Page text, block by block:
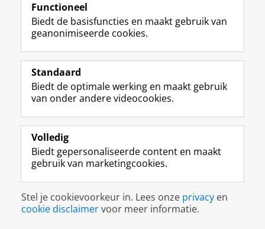
Volg de RUG
a
c
e
b
o
k
n
a
R
i
j
k
i
k
e
I
n
g
i
n
a
R
i
j
S
-
f
e
d
k
s
n
i
v
e
I
n
t
a
r
c
u
n
t
R
Y
o
T
u
e
a
R
i
j
k
Studiekiezers
Maatschappij/bedrijven
Alumni
Over ons
Disclaimer & Copyright Privacy
Cookies
Inloggen
Functioneel
Biedt de basisfuncties en maakt gebruik van
geanonimiseerde cookies.
Standaard
Biedt de optimale werking en maakt gebruik
van onder andere videocookies.
Volledig
Biedt gepersonaliseerde content en maakt
gebruik van marketingcookies.
Stel je cookievoorkeur in. Lees onze privacy en
cookie disclaimervoor meer informatie.